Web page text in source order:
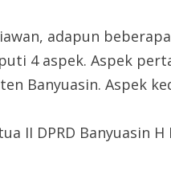
adapun
4 aspek. Aspek
Banyuasin. Aspek
II DPRD Banyuasin